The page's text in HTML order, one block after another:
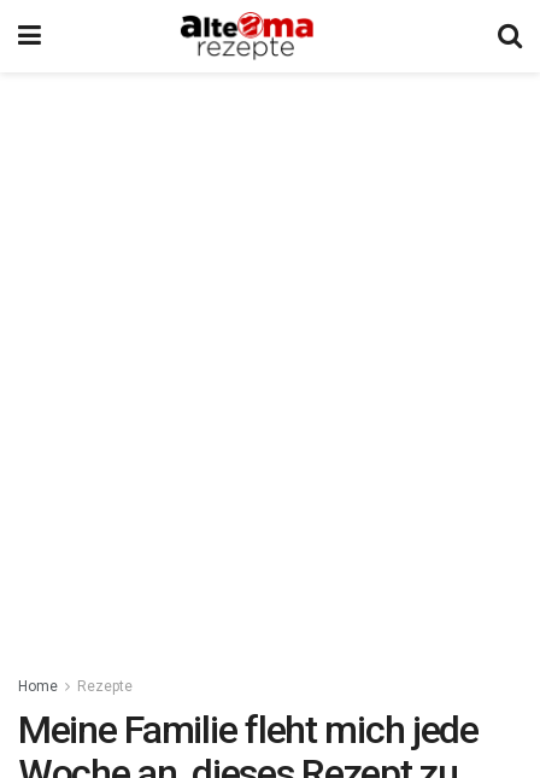
Home Rezepte
Meine Familie fleht mich jede